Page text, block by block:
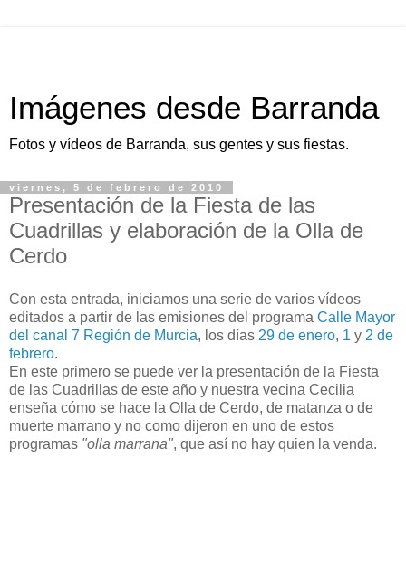
Imágenes desde Barranda
Fotos y vídeos de Barranda, sus gentes y sus fiestas.
viernes, 5 de febrero de 2010
Presentación de la Fiesta de las
Cuadrillas y elaboración de la Olla de
Cerdo
Con esta entrada, iniciamos una serie de varios vídeos
editados a partir de las emisiones del programa Calle Mayor
del canal 7 Región de Murcia, los días 29 de enero, 1 y 2 de
febrero.
En este primero se puede ver la presentación de la Fiesta
de las Cuadrillas de este año y nuestra vecina Cecilia
enseña cómo se hace la Olla de Cerdo, de matanza o de
muerte marrano y no como dijeron en uno de estos
programas "olla marrana", que así no hay quien la venda.